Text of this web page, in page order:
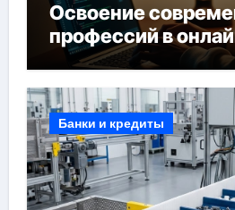
Освоение
профессий в
Банки и кредиты